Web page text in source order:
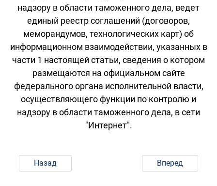
надзору в области таможенного дела, ведет
единый реестр соглашений (договоров,
меморандумов, технологических карт) об
информационном взаимодействии, указанных в
части 1 настоящей статьи, сведения о котором
размещаются на официальном сайте
федерального органа исполнительной власти,
осуществляющего функции по контролю и
надзору в области таможенного дела, в сети
"Интернет".
Назад Вперед